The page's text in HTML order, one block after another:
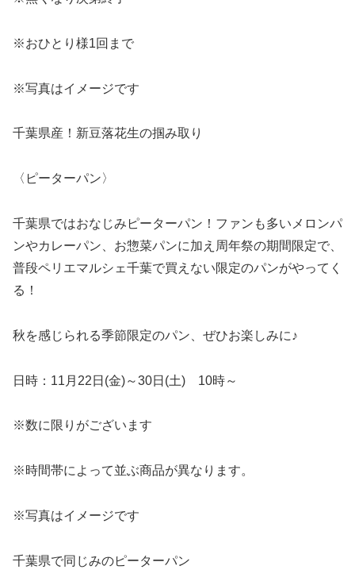
※おひとり様1回まで
※写真はイメージです
千葉県産！新豆落花生の掴み取り
〈ピーターパン〉
千葉県ではおなじみピーターパン！ファンも多いメロンパ
ンやカレーパン、お惣菜パンに加え周年祭の期間限定で、
普段ペリエマルシェ千葉で買えない限定のパンがやってく
る！
秋を感じられる季節限定のパン、ぜひお楽しみに♪
日時：11月22日(金)～30日(土) 10時～
※数に限りがございます
※時間帯によって並ぶ商品が異なります。
※写真はイメージです
千葉県で同じみのピーターパン